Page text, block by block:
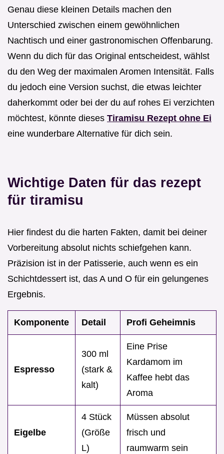
Genau diese kleinen Details machen den
Unterschied zwischen einem gewöhnlichen
Nachtisch und einer gastronomischen Offenbarung.
Wenn du dich für das Original entscheidest, wählst
du den Weg der maximalen Aromen Intensität. Falls
du jedoch eine Version suchst, die etwas leichter
daherkommt oder bei der du auf rohes Ei verzichten
möchtest, könnte dieses Tiramisu Rezept ohne Ei
eine wunderbare Alternative für dich sein.
Wichtige Daten für das rezept
für tiramisu
Hier findest du die harten Fakten, damit bei deiner
Vorbereitung absolut nichts schiefgehen kann.
Präzision ist in der Patisserie, auch wenn es ein
Schichtdessert ist, das A und O für ein gelungenes
Ergebnis.
Komponente Detail Profi Geheimnis
Espresso
300 ml
(stark &
kalt)
Eine Prise
Kardamom im
Kaffee hebt das
Aroma
Eigelbe
4 Stück
(Größe
L)
Müssen absolut
frisch und
raumwarm sein